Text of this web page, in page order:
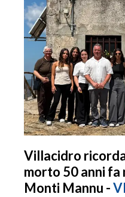
Villacidro
morto 50 anni fa
Monti Mannu -